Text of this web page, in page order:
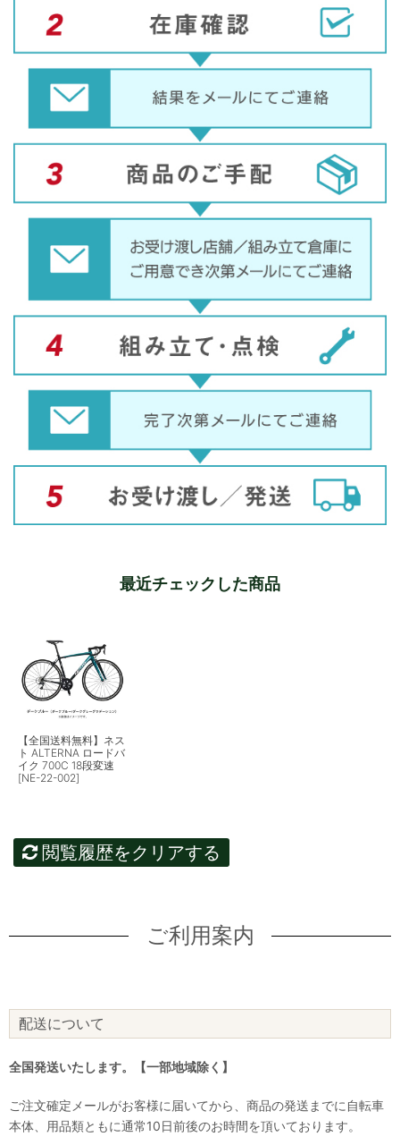
最近チェックした商品
【全国送料無料】ネス
ト ALTERNA ロードバ
イク 700C 18段変速
[NE-22-002]
閲覧履歴をクリアする
ご利用案内
配送について
全国発送いたします。【一部地域除く】
ご注文確定メールがお客様に届いてから、商品の発送までに自転車
本体、用品類ともに通常10日前後のお時間を頂いております。